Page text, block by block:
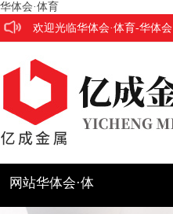
华体会·体育
欢迎光临华体会·体育-华体
网站华体会·体